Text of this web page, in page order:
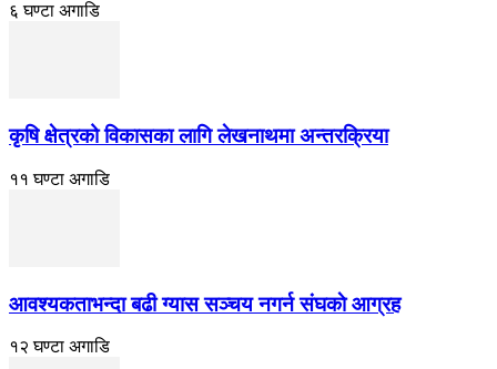
६ घण्टा अगाडि
कृषि क्षेत्रको विकासका लागि लेखनाथमा अन्तरक्रिया
११ घण्टा अगाडि
आवश्यकताभन्दा बढी ग्यास सञ्चय नगर्न संघकाे आग्रह
१२ घण्टा अगाडि